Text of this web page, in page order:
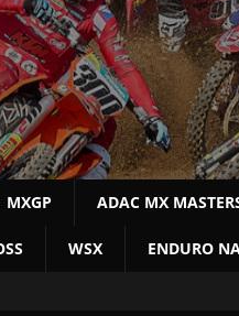
MXGP ADAC MX
WSX ENDURO